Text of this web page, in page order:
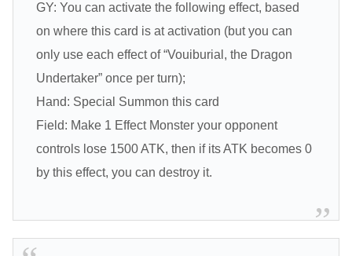
GY: You can activate the following effect, based
on where this card is at activation (but you can
only use each effect of “Vouiburial, the Dragon
Undertaker” once per turn);
Hand: Special Summon this card
Field: Make 1 Effect Monster your opponent
controls lose 1500 ATK, then if its ATK becomes 0
by this effect, you can destroy it.